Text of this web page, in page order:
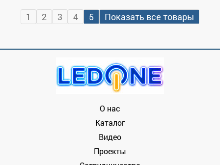
1 2 3 4 5 Показать все товары
О нас
Каталог
Видео
Проекты